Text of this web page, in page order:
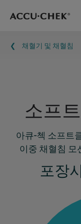
Skip navigation
이동 경로
채혈기 및 채혈침
소프
아큐-첵 소프트
이중 채혈침 모
포장